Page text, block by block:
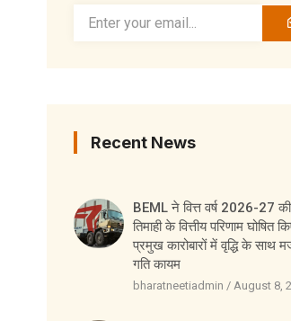
Recent News
BEML ने वित्त वर्ष 2026-27
तिमाही के वित्तीय परिणाम घोषित
प्रमुख कारोबारों में वृद्धि के साथ
गति कायम
bharatneetiadmin August 8,